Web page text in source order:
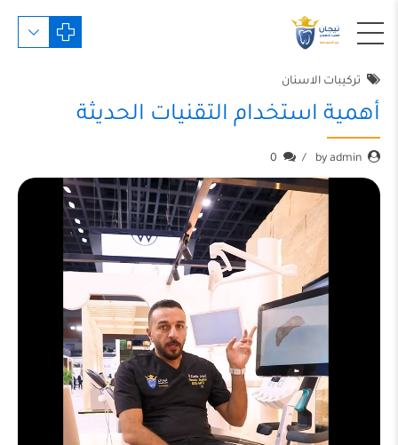
تركيبات الاسنان
أهمية استخدام التقنيات الحديثة
by admin
0